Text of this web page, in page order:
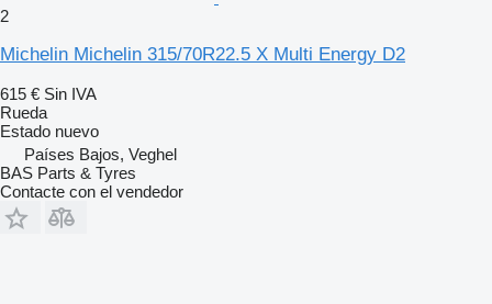
2
Michelin Michelin 315/70R22.5 X Multi Energy D2
615 € Sin IVA
Rueda
Estado nuevo
Países Bajos, Veghel
BAS Parts & Tyres
Contacte con el vendedor